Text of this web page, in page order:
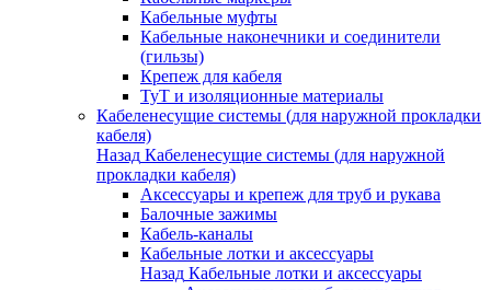
Кабельные муфты
Кабельные наконечники и соединители
(гильзы)
Крепеж для кабеля
ТуТ и изоляционные материалы
Кабеленесущие системы (для наружной прокладки
кабеля)
Назад Кабеленесущие системы (для наружной
прокладки кабеля)
Аксессуары и крепеж для труб и рукава
Балочные зажимы
Кабель-каналы
Кабельные лотки и аксессуары
Назад Кабельные лотки и аксессуары